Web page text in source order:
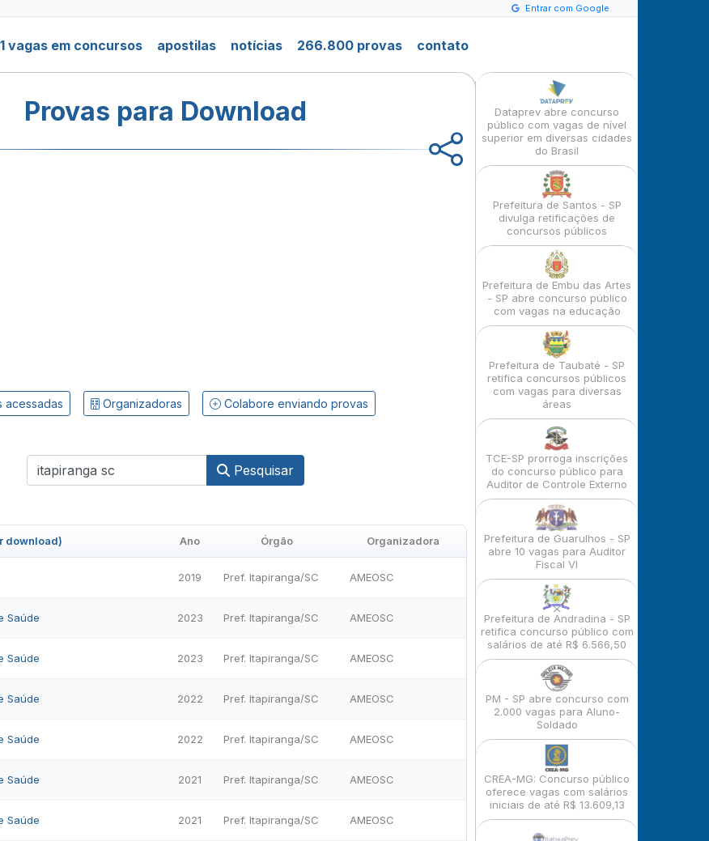
Entrar com Google
vagas em concursos apostilas notícias 266.800 provas contato
Provas para Download
acessadas Organizadoras Colabore enviando provas
Pesquisar
download) Ano Órgão Organizadora
2019 Pref. Itapiranga/SC AMEOSC
Saúde 2023 Pref. Itapiranga/SC AMEOSC
Saúde 2023 Pref. Itapiranga/SC AMEOSC
Saúde 2022 Pref. Itapiranga/SC AMEOSC
Saúde 2022 Pref. Itapiranga/SC AMEOSC
Saúde 2021 Pref. Itapiranga/SC AMEOSC
Saúde 2021 Pref. Itapiranga/SC AMEOSC
Dataprev abre concurso
público com vagas de nível
superior em diversas cidades
do Brasil
Prefeitura de Santos - SP
divulga retificações de
concursos públicos
Prefeitura de Embu das Artes
- SP abre concurso público
com vagas na educação
Prefeitura de Taubaté - SP
retifica concursos públicos
com vagas para diversas
áreas
TCE-SP prorroga inscrições
do concurso público para
Auditor de Controle Externo
Prefeitura de Guarulhos - SP
abre 10 vagas para Auditor
Fiscal VI
Prefeitura de Andradina - SP
retifica concurso público com
salários de até R$ 6.566,50
PM - SP abre concurso com
2.000 vagas para Aluno-
Soldado
CREA-MG: Concurso público
oferece vagas com salários
iniciais de até R$ 13.609,13